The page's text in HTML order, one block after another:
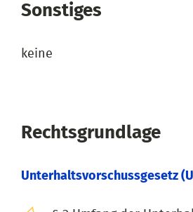
Sonstiges
keine
Rechtsgrundlage
Unterhaltsvorschussgesetz